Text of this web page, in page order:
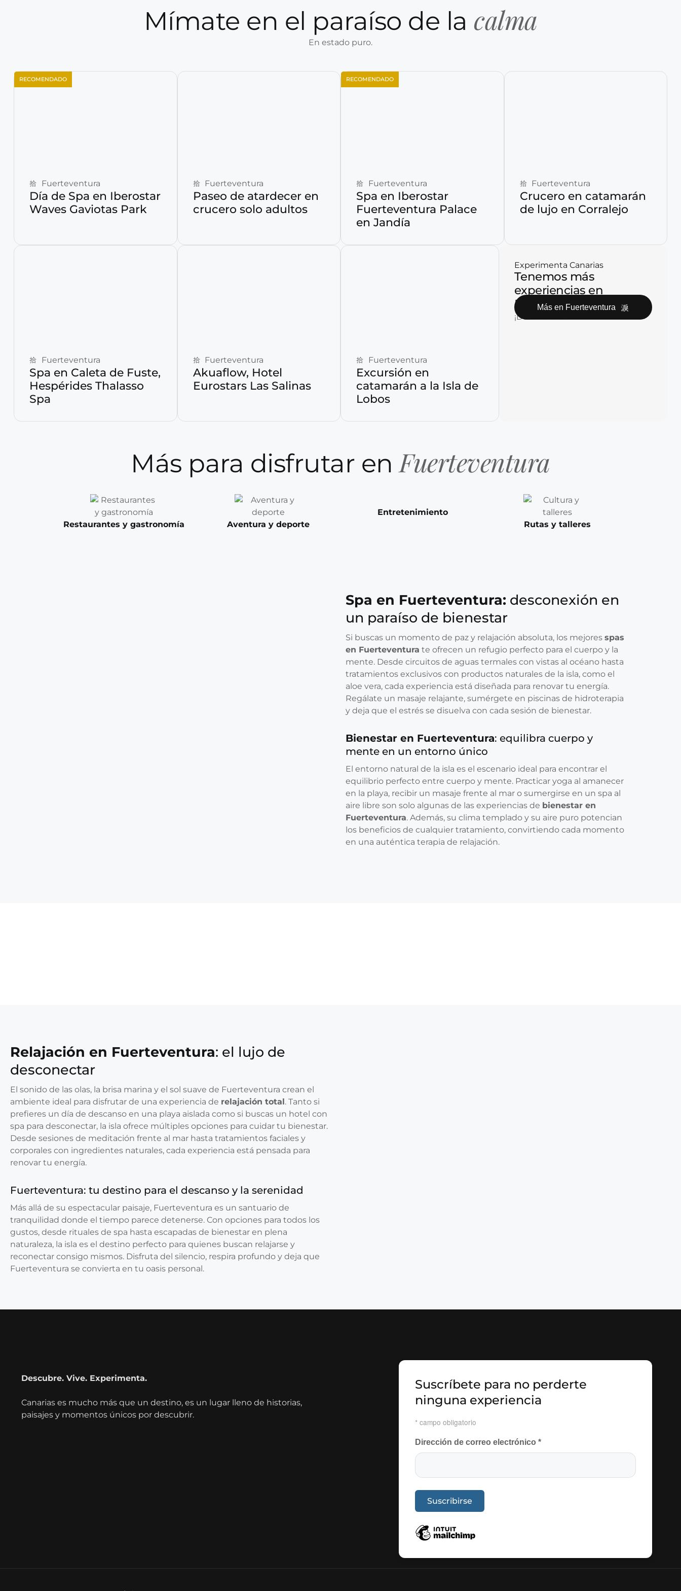
Mímate en el paraíso de la calma
En estado puro.
RECOMENDADO
Fuerteventura
Día de Spa en Iberostar
Waves Gaviotas Park
Fuerteventura
Paseo de atardecer en
crucero solo adultos
RECOMENDADO
Fuerteventura
Spa en Iberostar
Fuerteventura Palace
en Jandía
Fuerteventura
Crucero en catamarán
de lujo en Corralejo
Fuerteventura
Spa en Caleta de Fuste,
Hespérides Thalasso
Spa
Fuerteventura
Akuaflow, Hotel
Eurostars Las Salinas
Fuerteventura
Excursión en
catamarán a la Isla de
Lobos
Experimenta Canarias
Tenemos más
experiencias en
Fuerteventura
¡Descúbrelas!
Más en Fuerteventura
Más para disfrutar enFuerteventura
Restaurantes y gastronomía Aventura y deporte
Entretenimiento
Rutas y talleres
Spa en Fuerteventura: desconexión en
un paraíso de bienestar
Si buscas un momento de paz y relajación absoluta, los mejores spas
en Fuerteventura te ofrecen un refugio perfecto para el cuerpo y la
mente. Desde circuitos de aguas termales con vistas al océano hasta
tratamientos exclusivos con productos naturales de la isla, como el
aloe vera, cada experiencia está diseñada para renovar tu energía.
Regálate un masaje relajante, sumérgete en piscinas de hidroterapia
y deja que el estrés se disuelva con cada sesión de bienestar.
Bienestar en Fuerteventura: equilibra cuerpo y
mente en un entorno único
El entorno natural de la isla es el escenario ideal para encontrar el
equilibrio perfecto entre cuerpo y mente. Practicar yoga al amanecer
en la playa, recibir un masaje frente al mar o sumergirse en un spa al
aire libre son solo algunas de las experiencias de bienestar en
Fuerteventura. Además, su clima templado y su aire puro potencian
los beneficios de cualquier tratamiento, convirtiendo cada momento
en una auténtica terapia de relajación.
Relajación en Fuerteventura: el lujo de
desconectar
El sonido de las olas, la brisa marina y el sol suave de Fuerteventura crean el
ambiente ideal para disfrutar de una experiencia de relajación total. Tanto si
prefieres un día de descanso en una playa aislada como si buscas un hotel con
spa para desconectar, la isla ofrece múltiples opciones para cuidar tu bienestar.
Desde sesiones de meditación frente al mar hasta tratamientos faciales y
corporales con ingredientes naturales, cada experiencia está pensada para
renovar tu energía.
Fuerteventura: tu destino para el descanso y la serenidad
Más allá de su espectacular paisaje, Fuerteventura es un santuario de
tranquilidad donde el tiempo parece detenerse. Con opciones para todos los
gustos, desde rituales de spa hasta escapadas de bienestar en plena
naturaleza, la isla es el destino perfecto para quienes buscan relajarse y
reconectar consigo mismos. Disfruta del silencio, respira profundo y deja que
Fuerteventura se convierta en tu oasis personal.
Descubre. Vive. Experimenta.
Canarias es mucho más que un destino, es un lugar lleno de historias,
paisajes y momentos únicos por descubrir.
Suscríbete para no perderte
ninguna experiencia
*campo obligatorio
Dirección de correo electrónico *